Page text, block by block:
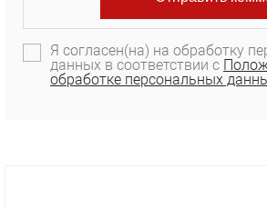
Я согласен(на) на обработку
данных в соответствии с
обработке персональных